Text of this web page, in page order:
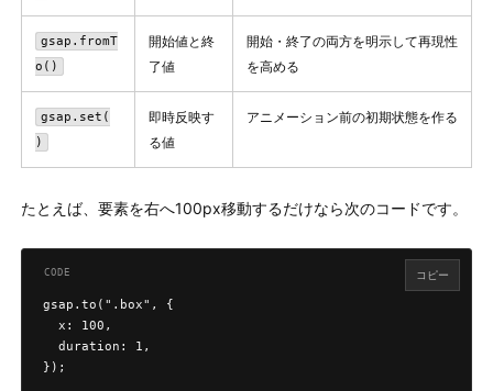
gsap.fromT
o()
開始値と終
了値
開始・終了の両方を明示して再現性
を高める
gsap.set(
)
即時反映す
る値
アニメーション前の初期状態を作る
たとえば、要素を右へ100px移動するだけなら次のコードです。
gsap.to(".box", {
  x: 100,
  duration: 1,
});
コピー